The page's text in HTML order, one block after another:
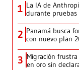
1 La IA de
durante pruebas
2 Panamá busca
con nuevo plan
3 Migración
en oro sin